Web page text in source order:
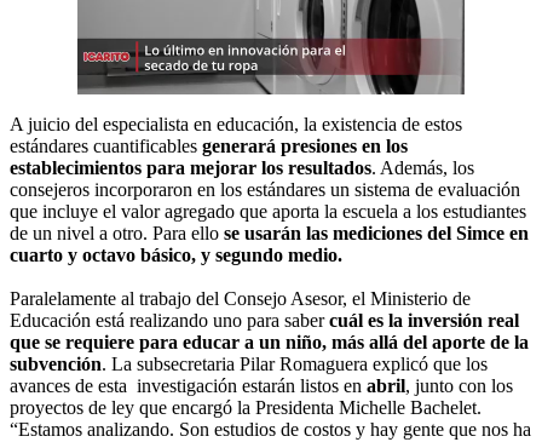
A juicio del especialista en educación, la existencia de estos
estándares cuantificables generará presiones en los
establecimientos para mejorar los resultados. Además, los
consejeros incorporaron en los estándares un sistema de evaluación
que incluye el valor agregado que aporta la escuela a los estudiantes
de un nivel a otro. Para ello se usarán las mediciones del Simce en
cuarto y octavo básico, y segundo medio.
Paralelamente al trabajo del Consejo Asesor, el Ministerio de
Educación está realizando uno para sabercuál es la inversión real
que se requiere para educar a un niño, más allá del aporte de la
subvención. La subsecretaria Pilar Romaguera explicó que los
avances de esta investigación estarán listos en abril, junto con los
proyectos de ley que encargó la Presidenta Michelle Bachelet.
“Estamos analizando. Son estudios de costos y hay gente que nos ha